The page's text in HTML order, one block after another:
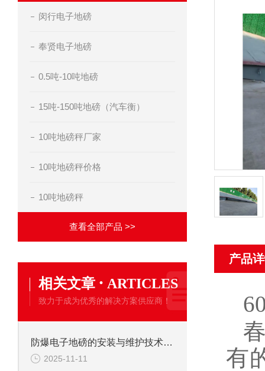
闵行电子地磅
奉贤电子地磅
0.5吨-10吨地磅
15吨-150吨地磅（汽车衡）
10吨地磅秤厂家
10吨地磅秤价格
10吨地磅秤
查看全部产品 >>
相关文章 · ARTICLES
致力于成为优秀的解决方案供应商！
防爆电子地磅的安装与维护技术要点
2025-11-11
产品
有